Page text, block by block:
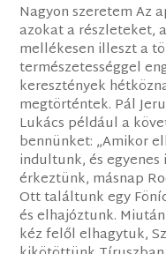
Nagyon szeretem Az
azokat a részleteket,
mellékesen illeszt a
természetességgel
keresztények
megtörténtek. Pál
Lukács például a
bennünket: „Amikor
indultunk, és
érkeztünk, másnap
Ott találtunk egy
és elhajóztunk.
kéz felől elhagytuk,